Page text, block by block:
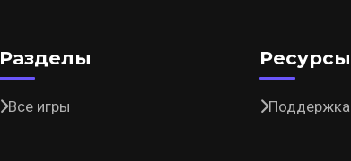
Разделы
Все игры
Ресурсы
Поддержка